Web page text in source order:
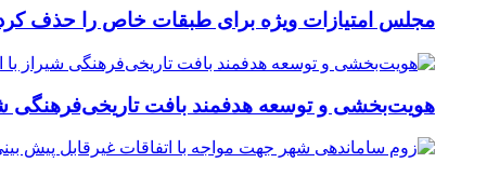
مجلس امتیازات ویژه برای طبقات خاص را حذف
هویت‌بخشی و توسعه هدفمند بافت تاریخی‌فرهنگی